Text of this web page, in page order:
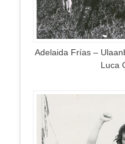
Adelaida Frías –
Luca